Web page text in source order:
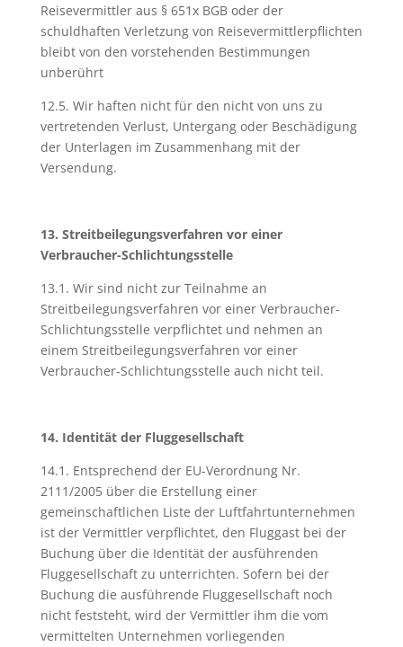
Reisevermittler aus § 651x BGB oder der
schuldhaften Verletzung von Reisevermittlerpflichten
bleibt von den vorstehenden Bestimmungen
unberührt
12.5. Wir haften nicht für den nicht von uns zu
vertretenden Verlust, Untergang oder Beschädigung
der Unterlagen im Zusammenhang mit der
Versendung.
13. Streitbeilegungsverfahren vor einer
Verbraucher-Schlichtungsstelle
13.1. Wir sind nicht zur Teilnahme an
Streitbeilegungsverfahren vor einer Verbraucher-
Schlichtungsstelle verpflichtet und nehmen an
einem Streitbeilegungsverfahren vor einer
Verbraucher-Schlichtungsstelle auch nicht teil.
14. Identität der Fluggesellschaft
14.1. Entsprechend der EU-Verordnung Nr.
2111/2005 über die Erstellung einer
gemeinschaftlichen Liste der Luftfahrtunternehmen
ist der Vermittler verpflichtet, den Fluggast bei der
Buchung über die Identität der ausführenden
Fluggesellschaft zu unterrichten. Sofern bei der
Buchung die ausführende Fluggesellschaft noch
nicht feststeht, wird der Vermittler ihm die vom
vermittelten Unternehmen vorliegenden